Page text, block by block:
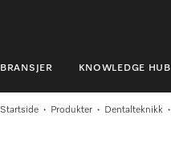
BRANSJER KNOWLEDGE HUB
BRANSJER
Startside Produkter Dentalteknikk